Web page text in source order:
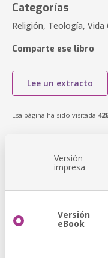
Categorías
Religión, Teología, Vida
Comparte ese libro
Lee un extracto
Esa página ha sido visitada
Versión
impresa
Versión
eBook